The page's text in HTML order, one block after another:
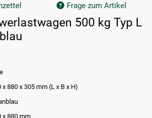
Frage zum Artikel
500 kg Typ L
x 880 x 305 mm (L x B x H)
x 880 mm